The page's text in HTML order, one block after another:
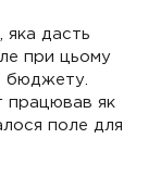
яка дасть
при цьому
бюджету.
працював як
поле для